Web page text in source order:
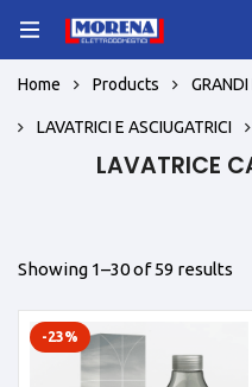
Home Products
LAVATRICI E ASCIUGATRICI
LAVATRICE
Showing 1–30 of 59 results
-23%